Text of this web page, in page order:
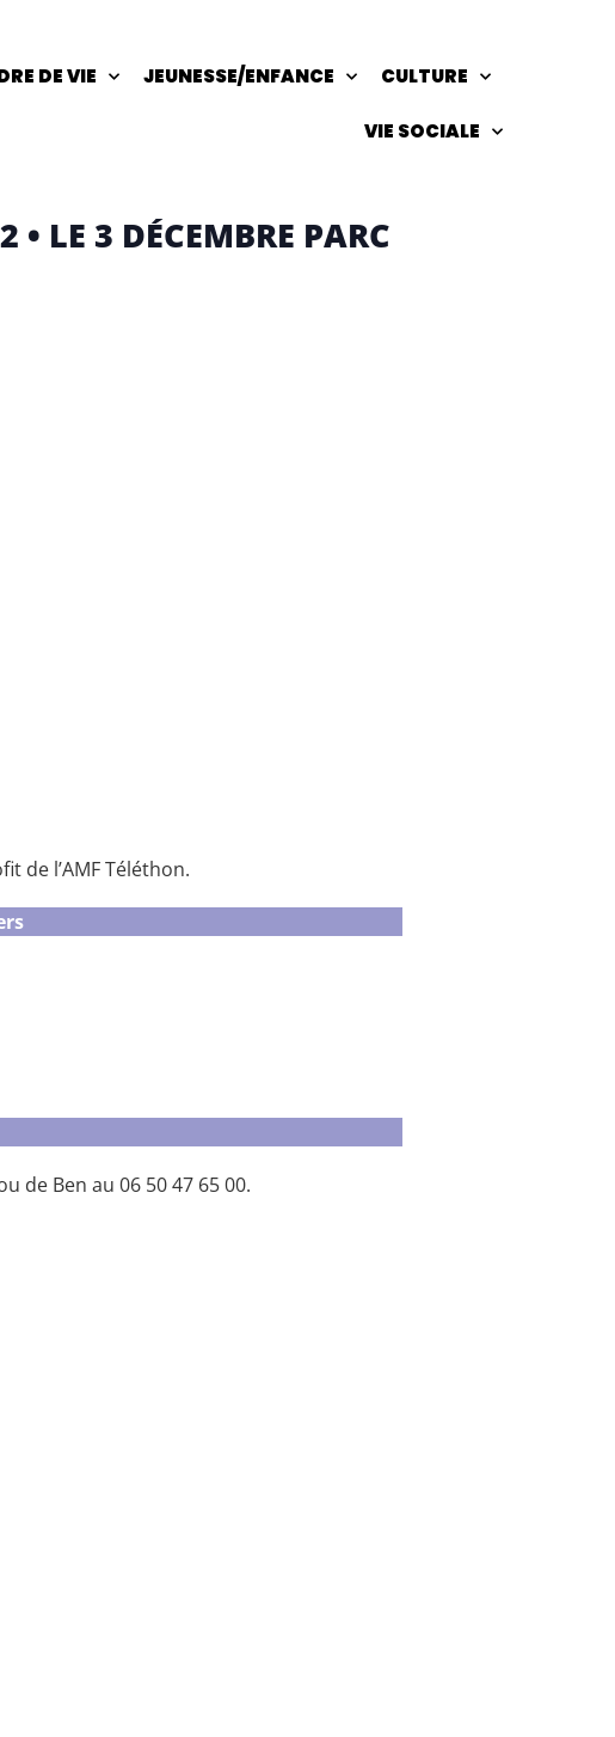
DE VIE JEUNESSE/ENFANCE CULTURE
VIE SOCIALE
LE 3 DÉCEMBRE PARC
de l’AMF Téléthon.
de Ben au 06 50 47 65 00.